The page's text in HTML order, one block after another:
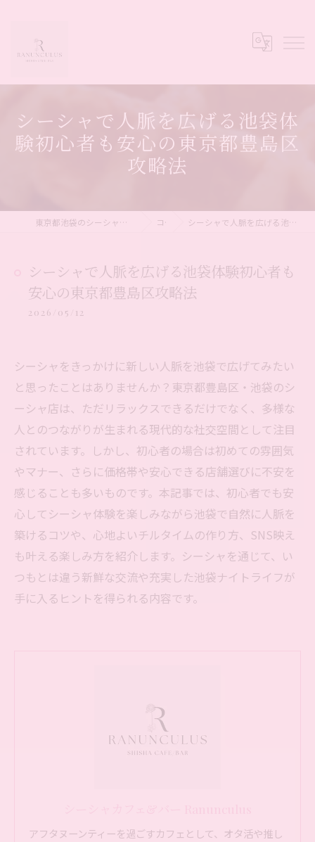
シーシャで人脈を広げる池袋体
験初心者も安心の東京都豊島区
攻略法
東京都池袋のシーシャならシーシャカフェ&バー Ranunculus コラム シーシャで人脈を広げる池袋体験初心者も安心の東京都豊島区攻略法
シーシャで人脈を広げる池袋体験初心者も
安心の東京都豊島区攻略法
2026/05/12
シーシャをきっかけに新しい人脈を池袋で広げてみたい
と思ったことはありませんか？東京都豊島区・池袋のシ
ーシャ店は、ただリラックスできるだけでなく、多様な
人とのつながりが生まれる現代的な社交空間として注目
されています。しかし、初心者の場合は初めての雰囲気
やマナー、さらに価格帯や安心できる店舗選びに不安を
感じることも多いものです。本記事では、初心者でも安
心してシーシャ体験を楽しみながら池袋で自然に人脈を
築けるコツや、心地よいチルタイムの作り方、SNS映え
も叶える楽しみ方を紹介します。シーシャを通じて、い
つもとは違う新鮮な交流や充実した池袋ナイトライフが
手に入るヒントを得られる内容です。
アフタヌーンティーを過ごすカフェとして、オタ活や推し